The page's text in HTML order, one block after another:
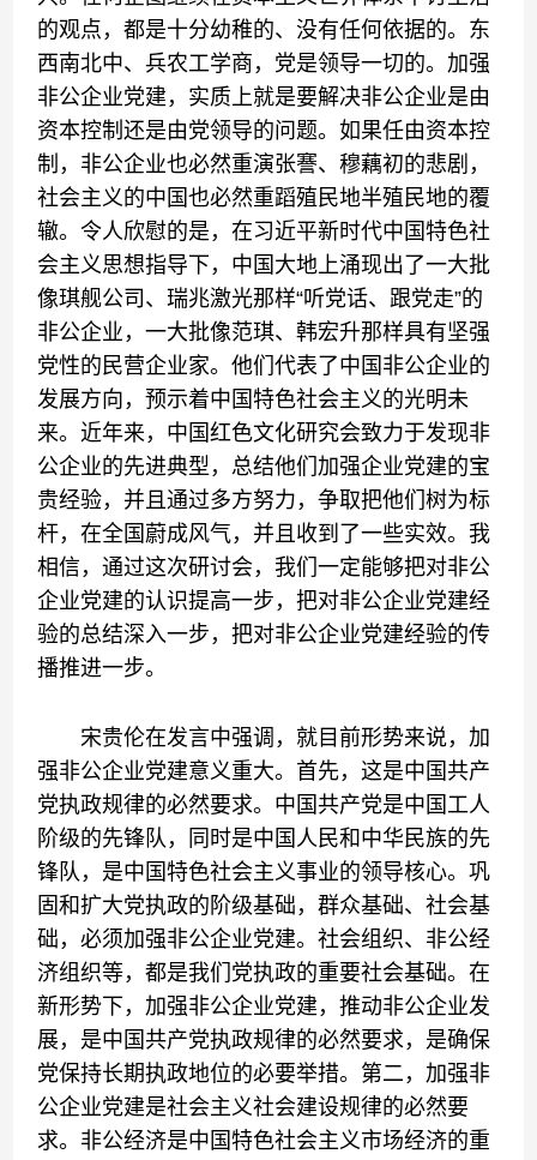
的观点，都是十分幼稚的、没有任何依据的。东
西南北中、兵农工学商，党是领导一切的。加强
非公企业党建，实质上就是要解决非公企业是由
资本控制还是由党领导的问题。如果任由资本控
制，非公企业也必然重演张謇、穆藕初的悲剧，
社会主义的中国也必然重蹈殖民地半殖民地的覆
辙。令人欣慰的是，在习近平新时代中国特色社
会主义思想指导下，中国大地上涌现出了一大批
像琪舰公司、瑞兆激光那样“听党话、跟党走”的
非公企业，一大批像范琪、韩宏升那样具有坚强
党性的民营企业家。他们代表了中国非公企业的
发展方向，预示着中国特色社会主义的光明未
来。近年来，中国红色文化研究会致力于发现非
公企业的先进典型，总结他们加强企业党建的宝
贵经验，并且通过多方努力，争取把他们树为标
杆，在全国蔚成风气，并且收到了一些实效。我
相信，通过这次研讨会，我们一定能够把对非公
企业党建的认识提高一步，把对非公企业党建经
验的总结深入一步，把对非公企业党建经验的传
播推进一步。
宋贵伦在发言中强调，就目前形势来说，加
强非公企业党建意义重大。首先，这是中国共产
党执政规律的必然要求。中国共产党是中国工人
阶级的先锋队，同时是中国人民和中华民族的先
锋队，是中国特色社会主义事业的领导核心。巩
固和扩大党执政的阶级基础，群众基础、社会基
础，必须加强非公企业党建。社会组织、非公经
济组织等，都是我们党执政的重要社会基础。在
新形势下，加强非公企业党建，推动非公企业发
展，是中国共产党执政规律的必然要求，是确保
党保持长期执政地位的必要举措。第二，加强非
公企业党建是社会主义社会建设规律的必然要
求。非公经济是中国特色社会主义市场经济的重